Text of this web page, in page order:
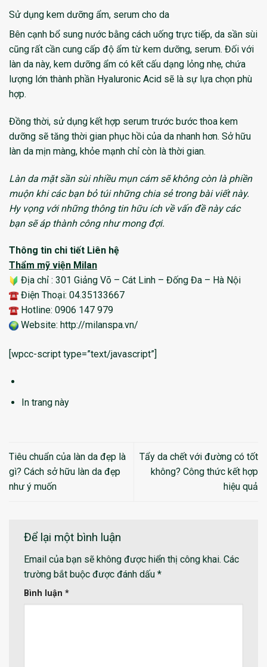
Sử dụng kem dưỡng ẩm, serum cho da
Bên cạnh bổ sung nước bằng cách uống trực tiếp, da sần sùi
cũng rất cần cung cấp độ ẩm từ kem dưỡng, serum. Đối với
làn da này, kem dưỡng ẩm có kết cấu dạng lỏng nhẹ, chứa
lượng lớn thành phần Hyaluronic Acid sẽ là sự lựa chọn phù
hợp.
Đồng thời, sử dụng kết hợp serum trước bước thoa kem
dưỡng sẽ tăng thời gian phục hồi của da nhanh hơn. Sở hữu
làn da mịn màng, khỏe mạnh chỉ còn là thời gian.
Làn da mặt sần sùi nhiều mụn cám sẽ không còn là phiền
muộn khi các bạn bỏ túi những chia sẻ trong bài viết này.
Hy vọng với những thông tin hữu ích về vấn đề này các
bạn sẽ áp thành công như mong đợi.
Thông tin chi tiết Liên hệ
Thẩm mỹ viện Milan
Địa chỉ : 301 Giảng Võ – Cát Linh – Đống Đa – Hà Nội
Điện Thoại: 04.35133667
Hotline: 0906 147 979
Website: http://milanspa.vn/
[wpcc-script type=”text/javascript”]
In trang này
Tiêu chuẩn của làn da đẹp là
gì? Cách sở hữu làn da đẹp
như ý muốn
Tẩy da chết với đường có tốt
không? Công thức kết hợp
hiệu quả
Để lại một bình luận
Email của bạn sẽ không được hiển thị công khai. Các
trường bắt buộc được đánh dấu *
Bình luận *